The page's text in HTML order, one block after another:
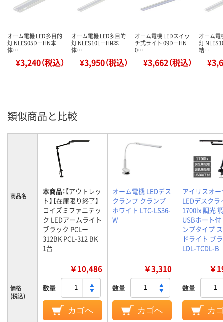
オーム電機 LED多目的
灯 NLES05DーHN本
体…
¥3,240（税込）
オーム電機 LED多目的
灯 NLES10LーHN本
体…
¥3,950（税込）
オーム電機 LEDスイッ
チ式ライト 09DーHN
0…
¥3,662（税込）
オーム電
灯
結…
類似商品と比較
商品名 本商品：【アウトレッ
ト】【在庫限り終了】
コイズミファニテッ
ク LEDアームライト
ブラック PCLー
312BK PCL-312 BK
1台
オーム電機 LEDデス
クランプ クランプ
ホワイト LTC-LS36-
W
アイリスオー
LEDデスクラ
1700lx 調光
USBポート付
ンプタイプ
ドライト ブ
LDL-TCDL-B
価格
(税込)
￥10,486
数量
カゴへ
￥3,310
数量
カゴへ
￥
数量
カ